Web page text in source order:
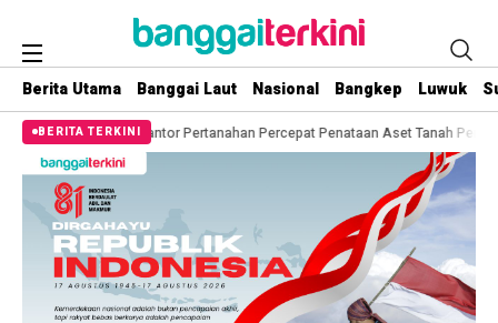
Berita Utama Banggai Laut Nasional Bangkep Luwuk
BERITA TERKINI
Pertanahan Percepat Penataan Aset Tanah Pemda Mantap! Berikan